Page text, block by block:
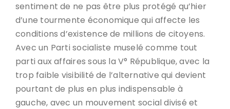
sentiment de ne pas être plus protégé qu’hier
d’une tourmente économique qui affecte les
conditions d’existence de millions de citoyens.
Avec un Parti socialiste muselé comme tout
parti aux affaires sous la V° République, avec la
trop faible visibilité de l’alternative qui devient
pourtant de plus en plus indispensable à
gauche, avec un mouvement social divisé et